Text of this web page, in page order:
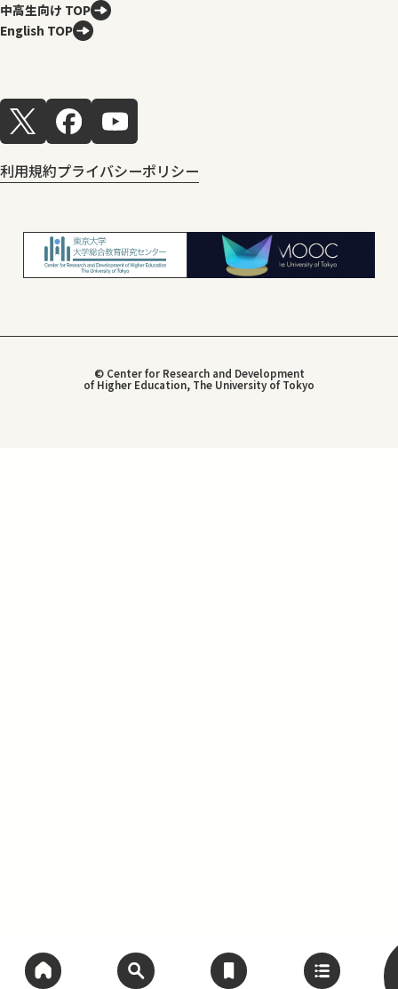
中高生向け TOP
English TOP
利用規約プライバシーポリシー
© Center for Research and Development
of Higher Education, The University of Tokyo